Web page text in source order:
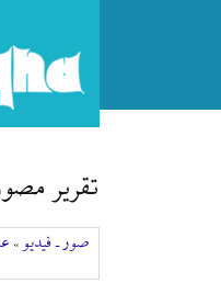
تقرير مصور | إحیاء
صور ـ فيديو »